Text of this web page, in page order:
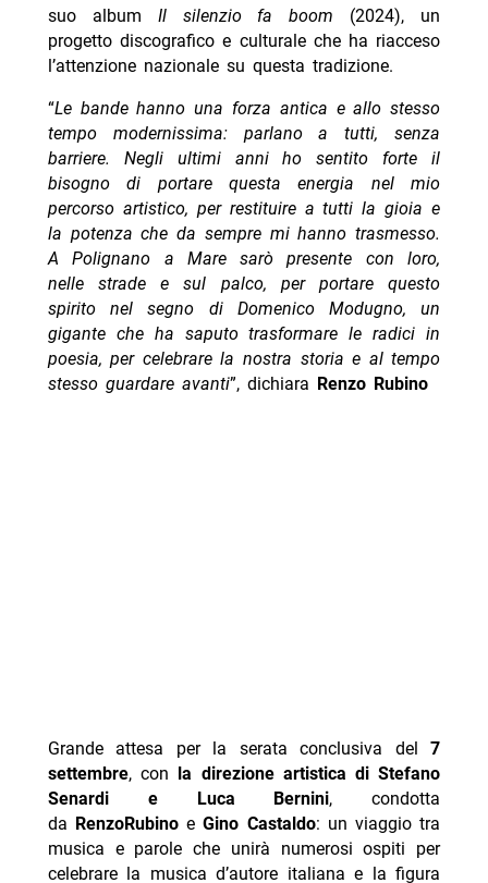
suo album Il silenzio fa boom (2024), un
progetto discografico e culturale che ha riacceso
l’attenzione nazionale su questa tradizione.
“Le bande hanno una forza antica e allo stesso
tempo modernissima: parlano a tutti, senza
barriere. Negli ultimi anni ho sentito forte il
bisogno di portare questa energia nel mio
percorso artistico, per restituire a tutti la gioia e
la potenza che da sempre mi hanno trasmesso.
A Polignano a Mare sarò presente con loro,
nelle strade e sul palco, per portare questo
spirito nel segno di Domenico Modugno, un
gigante che ha saputo trasformare le radici in
poesia, per celebrare la nostra storia e al tempo
stesso guardare avanti”, dichiara Renzo Rubino
Grande attesa per la serata conclusiva del7
settembre, con
la direzione artistica di Stefano
Senardi e Luca Bernini, condotta
da RenzoRubino eGino Castaldo: un viaggio tra
musica e parole che unirà numerosi ospiti per
celebrare la musica d’autore italiana e la figura